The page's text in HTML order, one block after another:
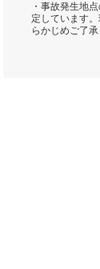
・事故発生地
定しています
らかじめご了承